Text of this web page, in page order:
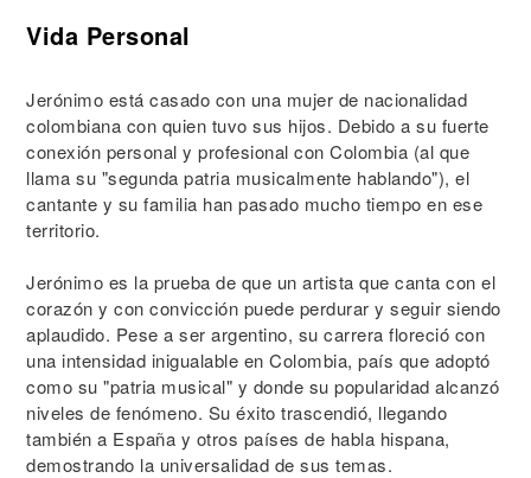
Vida Personal
Jerónimo está casado con una mujer de nacionalidad
colombiana con quien tuvo sus hijos. Debido a su fuerte
conexión personal y profesional con Colombia (al que
llama su "segunda patria musicalmente hablando"), el
cantante y su familia han pasado mucho tiempo en ese
territorio.
Jerónimo es la prueba de que un artista que canta con el
corazón y con convicción puede perdurar y seguir siendo
aplaudido. Pese a ser argentino, su carrera floreció con
una intensidad inigualable en Colombia, país que adoptó
como su "patria musical" y donde su popularidad alcanzó
niveles de fenómeno. Su éxito trascendió, llegando
también a España y otros países de habla hispana,
demostrando la universalidad de sus temas.